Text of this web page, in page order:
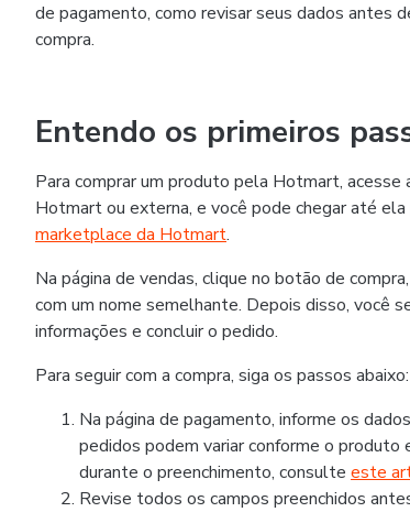
de pagamento, como revisar seus dados antes
compra.
Entendo os primeiros
Para comprar um produto pela Hotmart, acesse
Hotmart ou externa, e você pode chegar até
marketplace da Hotmart.
Na página de vendas, clique no botão de
com um nome semelhante. Depois disso, você
informações e concluir o pedido.
Para seguir com a compra, siga os passos abaixo:
Na página de pagamento, informe os
pedidos podem variar conforme o produto
durante o preenchimento, consulte este
Revise todos os campos preenchidos